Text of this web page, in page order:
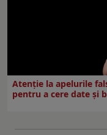
Atenție la apelurile
pentru a cere date și